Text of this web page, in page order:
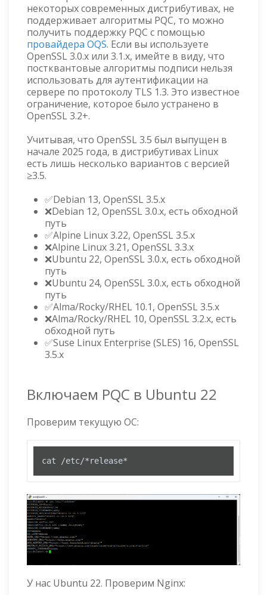
некоторых современных дистрибутивах, не
поддерживает алгоритмы PQC, то можно
получить поддержку PQC с помощью
провайдера OQS. Если вы используете
OpenSSL 3.0.x или 3.1.x, имейте в виду, что
постквантовые алгоритмы подписи нельзя
использовать для аутентификации на
сервере по протоколу TLS 1.3. Это известное
ограничение, которое было устранено в
OpenSSL 3.2+.
Учитывая, что OpenSSL 3.5 был выпущен в
начале 2025 года, в дистрибутивах Linux
есть лишь несколько вариантов с версией
≥3.5.
✅Debian 13, OpenSSL 3.5.x
❌Debian 12, OpenSSL 3.0.x, есть обходной
путь
✅Alpine Linux 3.22, OpenSSL 3.5.x
❌Alpine Linux 3.21, OpenSSL 3.3.x
❌Ubuntu 22, OpenSSL 3.0.x, есть обходной
путь
❌Ubuntu 24, OpenSSL 3.0.x, есть обходной
путь
✅Alma/Rocky/RHEL 10.1, OpenSSL 3.5.x
❌Alma/Rocky/RHEL 10, OpenSSL 3.2.x, есть
обходной путь
✅Suse Linux Enterprise (SLES) 16, OpenSSL
3.5.x
Включаем PQC в Ubuntu 22
Проверим текущую ОС:
cat /etc/*release*
У нас Ubuntu 22. Проверим Nginx: